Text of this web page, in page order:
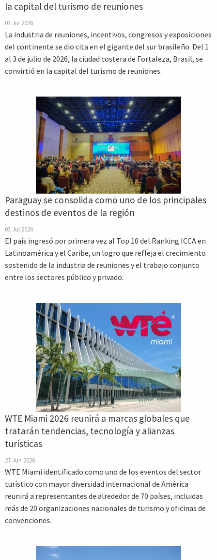
la capital del turismo de reuniones
03 Jul 2026
La industria de reuniones, incentivos, congresos y exposiciones
del continente se dio cita en el gigante del sur brasileño. Del 1
al 3 de julio de 2026, la ciudad costera de Fortaleza, Brasil, se
convirtió en la capital del turismo de reuniones.
Paraguay se consolida como uno de los principales
destinos de eventos de la región
03 Jul 2026
El país ingresó por primera vez al Top 10 del Ranking ICCA en
Latinoamérica y el Caribe, un logro que refleja el crecimiento
sostenido de la industria de reuniones y el trabajo conjunto
entre los sectores público y privado.
WTE Miami 2026 reunirá a marcas globales que
tratarán tendencias, tecnología y alianzas
turísticas
27 Jun 2026
WTE Miami identificado como uno de los eventos del sector
turístico con mayor diversidad internacional de América
reunirá a representantes de alrededor de 70 países, incluidas
más de 20 organizaciones nacionales de turismo y oficinas de
convenciones.